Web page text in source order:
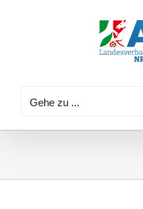
Gehe zu ...